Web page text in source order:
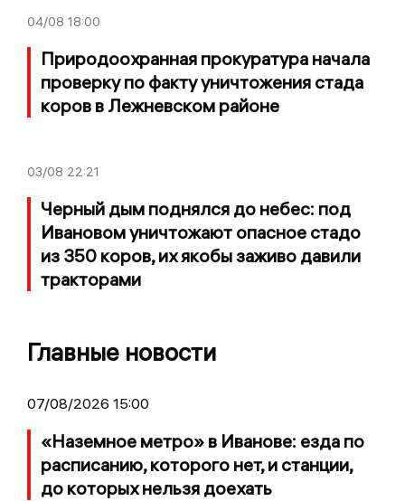
04/08 18:00
Природоохранная прокуратура начала
проверку по факту уничтожения стада
коров в Лежневском районе
03/08 22:21
Черный дым поднялся до небес: под
Ивановом уничтожают опасное стадо
из 350 коров, их якобы заживо давили
тракторами
Главные новости
07/08/2026 15:00
«Наземное метро» в Иванове: езда по
расписанию, которого нет, и станции,
до которых нельзя доехать